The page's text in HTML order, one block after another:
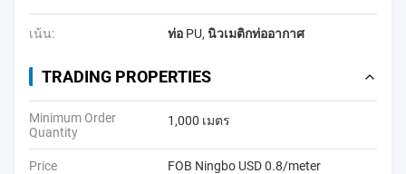
เน้น: ท่อ PU, นิวเมติกท่ออากาศ
TRADING PROPERTIES
Minimum Order
Quantity
1,000 เมตร
Price FOB Ningbo USD 0.8/meter